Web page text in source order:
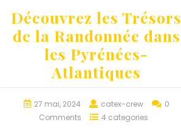
Découvrez les Trésors
de la Randonnée dans
les Pyrénées-
Atlantiques
27 mai, 2024 catex-crew
0
Comments
4 categories